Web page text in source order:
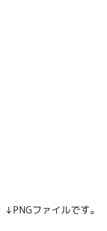
↓PNGファイルです。